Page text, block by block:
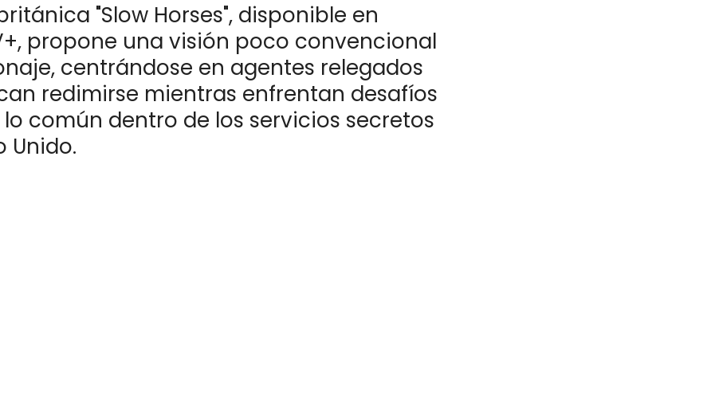
"Slow Horses", disponible en
propone una visión poco convencional
centrándose en agentes relegados
redimirse mientras enfrentan desafíos
común dentro de los servicios secretos
Unido.